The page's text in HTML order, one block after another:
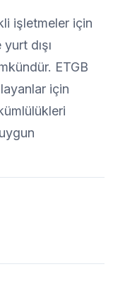
işletmeler için
dışı
ETGB
için